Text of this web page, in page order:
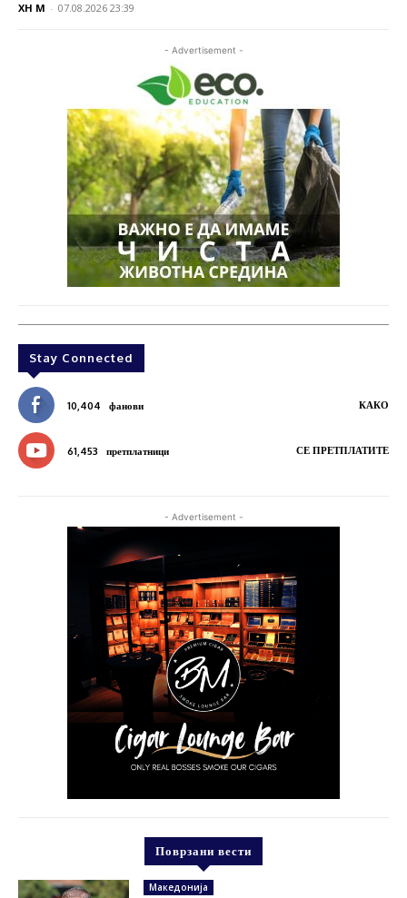
XH M - 07.08.2026 23:39
- Advertisement -
Stay Connected
10,404 фанови КАКО
61,453 претплатници СЕ ПРЕТПЛАТИТЕ
- Advertisement -
Поврзани вести
Македонија